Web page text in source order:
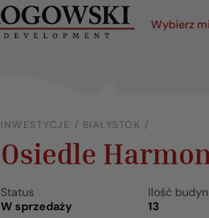
Wybierz
INWESTYCJE / BIAŁYSTOK /
Osiedle
Status
W sprzedaży
Ilość
13